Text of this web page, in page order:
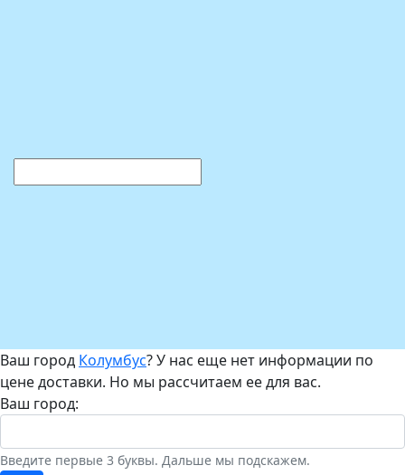
Ваш город Колумбус? У нас еще нет информации по
цене доставки. Но мы рассчитаем ее для вас.
Ваш город:
Введите первые 3 буквы. Дальше мы подскажем.